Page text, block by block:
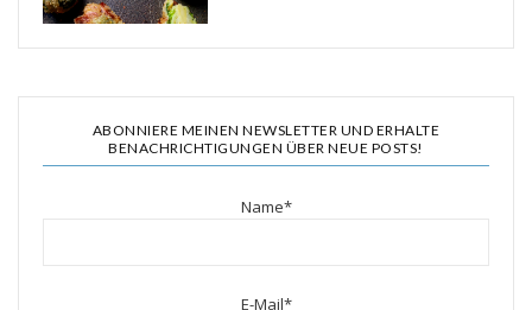
ABONNIERE MEINEN NEWSLETTER UND ERHALTE
BENACHRICHTIGUNGEN ÜBER NEUE POSTS!
Name*
E-Mail*